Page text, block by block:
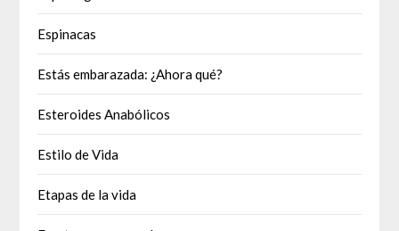
Espinacas
Estás embarazada: ¿Ahora qué?
Esteroides Anabólicos
Estilo de Vida
Etapas de la vida